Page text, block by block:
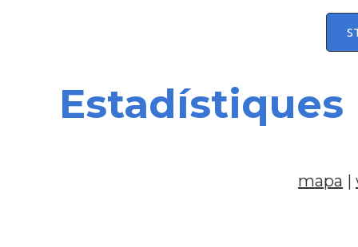
Estadístiques
mapa |